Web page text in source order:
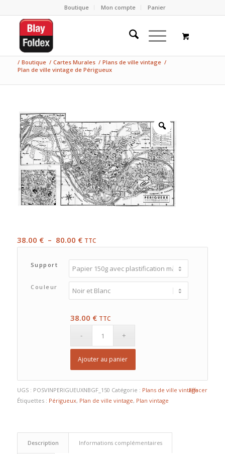
Boutique Mon compte Panier
/ Boutique / Cartes Murales / Plans de ville vintage /
Plan de ville vintage de Périgueux
38.00 € – 80.00 €Plage
38.00 €
à
80.00 €
TTC
Support
Couleur
Effacer
38.00 € TTC
Ajouter au panier
UGS : POSVINPERIGUEUXNBGF_150 Catégorie : Plans de ville vintage
Étiquettes : Périgueux, Plan de ville vintage, Plan vintage
Description Informations complémentaires